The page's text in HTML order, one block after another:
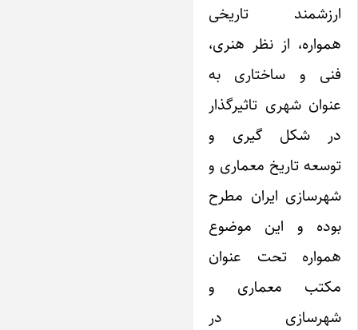
ارزشمند تاریخی
همواره، از نظر هنری،
فنی و ساختاری به
عنوان شهری تاثیرگذار
در شکل گیری و
توسعه تاریخ معماری و
شهرسازی‌ ایران مطرح
بوده و‌ این موضوع
همواره تحت عنوان
مکتب معماری و
شهرسازی در